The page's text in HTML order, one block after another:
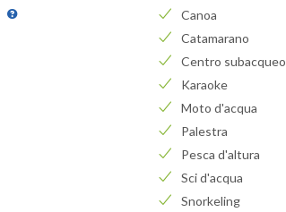
Canoa
Catamarano
Centro subacqueo
Karaoke
Moto d'acqua
Palestra
Pesca d'altura
Sci d'acqua
Snorkeling